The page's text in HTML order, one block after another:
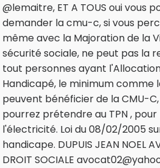
@lemaitre, ET A TOUS oui vous
demander la cmu-c, si vous
même avec la Majoration de la
sécurité sociale, ne peut pas la
tout personnes ayant
Handicapé, le minimum comme
peuvent bénéficier de la CMU-
pourrez prétendre au TPN , pour
l'électricité. Loi du 08/02/2005
handicape. DUPUIS JEAN NOEL
DROIT SOCIALE